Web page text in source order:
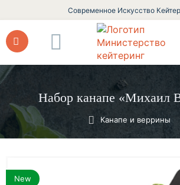
Современное Искусство
Набор канапе «Михаил
Канапе и веррины
New